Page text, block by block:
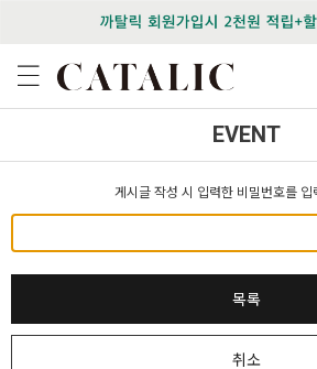
EVENT
게시글 작성 시 입력한 비밀번호를 입
목록
취소